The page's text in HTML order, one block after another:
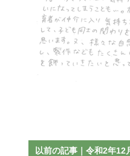
以前の記事｜令和2年